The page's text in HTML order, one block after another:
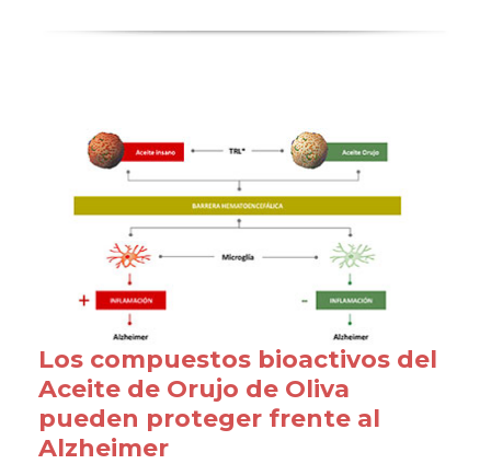
Los compuestos bioactivos del
Aceite de Orujo de Oliva
pueden proteger frente al
Alzheimer